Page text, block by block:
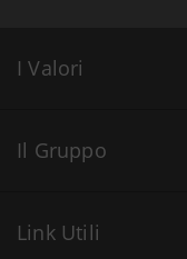
I Valori
Il Gruppo
Link Utili